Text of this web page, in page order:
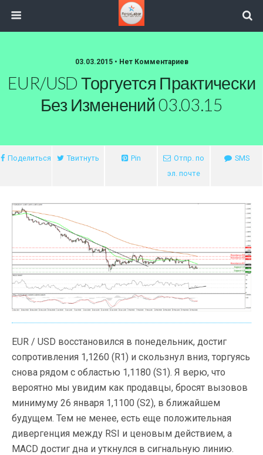
03.03.2015 • Нет Комментариев
EUR/USD Торгуется Практически
Без Изменений 03.03.15
Поделиться Твитнуть Pin
Отпр. по
эл. почте
SMS
EUR / USD восстановился в понедельник, достиг
сопротивления 1,1260 (R1) и скользнул вниз, торгуясь
снова рядом с областью 1,1180 (S1). Я верю, что
вероятно мы увидим как продавцы, бросят вызовов
минимуму 26 января 1,1100 (S2), в ближайшем
будущем. Тем не менее, есть еще положительная
дивергенция между RSI и ценовым действием, а
MACD достиг дна и уткнулся в сигнальную линию.